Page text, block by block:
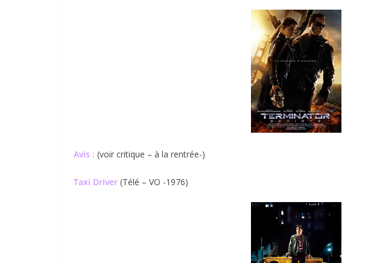
Avis : (voir critique – à la rentrée-)
Taxi Driver (Télé – VO -1976)